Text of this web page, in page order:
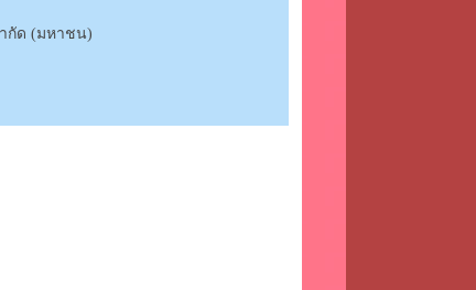
กัด (มหาชน)